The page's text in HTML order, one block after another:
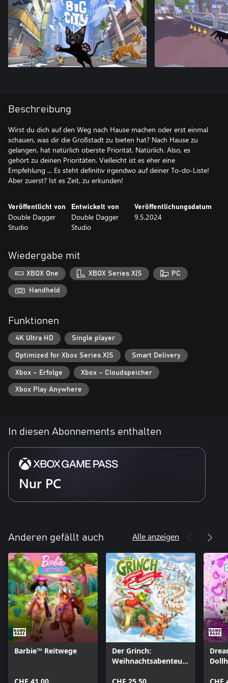
Beschreibung
Wirst du dich auf den Weg nach Hause machen oder erst einmal
schauen, was dir die Großstadt zu bieten hat? Nach Hause zu
gelangen, hat natürlich oberste Priorität. Natürlich. Also, es
gehört zu deinen Prioritäten. Vielleicht ist es eher eine
Empfehlung ... Es steht definitiv irgendwo auf deiner To-do-Liste!
Aber zuerst? Ist es Zeit, zu erkunden!
Veröffentlicht von
Double Dagger
Studio
Entwickelt von
Double Dagger
Studio
Veröffentlichungsdatum
9.5.2024
Wiedergabe mit
XBOX One XBOX Series X|S PC
Handheld
Funktionen
4K Ultra HD Single player
Optimized for Xbox Series X|S Smart Delivery
Xbox – Erfolge Xbox – Cloudspeicher
Xbox Play Anywhere
In diesen Abonnements enthalten
Nur PC
Anderen gefällt auch Alle anzeigen
Barbie™ Reitwege
Der Grinch:
Weihnachtsabenteuer